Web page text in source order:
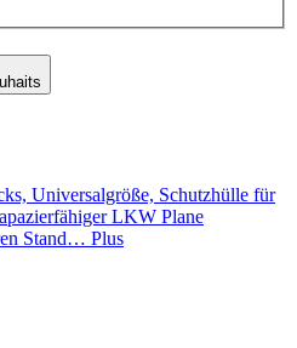
Universalgröße, Schutzhülle für
LKW Plane
Stand… Plus